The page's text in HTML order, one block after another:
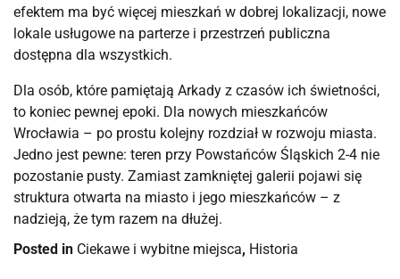
efektem ma być więcej mieszkań w dobrej lokalizacji, nowe
lokale usługowe na parterze i przestrzeń publiczna
dostępna dla wszystkich.
Dla osób, które pamiętają Arkady z czasów ich świetności,
to koniec pewnej epoki. Dla nowych mieszkańców
Wrocławia – po prostu kolejny rozdział w rozwoju miasta.
Jedno jest pewne: teren przy Powstańców Śląskich 2-4 nie
pozostanie pusty. Zamiast zamkniętej galerii pojawi się
struktura otwarta na miasto i jego mieszkańców – z
nadzieją, że tym razem na dłużej.
Posted in Ciekawe i wybitne miejsca, Historia